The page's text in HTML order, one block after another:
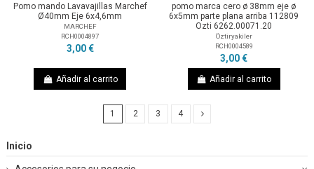
Pomo mando Lavavajillas Marchef
Ø40mm Eje 6x4,6mm
MARCHEF
RCH0004897
3,00 €
Añadir al carrito
pomo marca cero ø 38mm eje ø
6x5mm parte plana arriba 112809
Ozti 6262.00071.20
Öztiryakiler
RCH0004589
3,00 €
Añadir al carrito
1 2 3 4
Inicio